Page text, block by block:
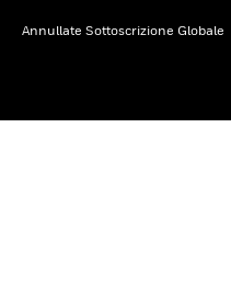
Annullate Sottoscrizione Globale